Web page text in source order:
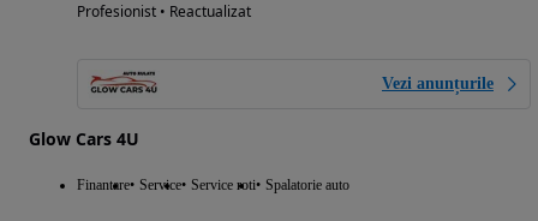
Profesionist • Reactualizat
Vezi anunțurile
Glow Cars 4U
Finantare Service Service roti Spalatorie auto